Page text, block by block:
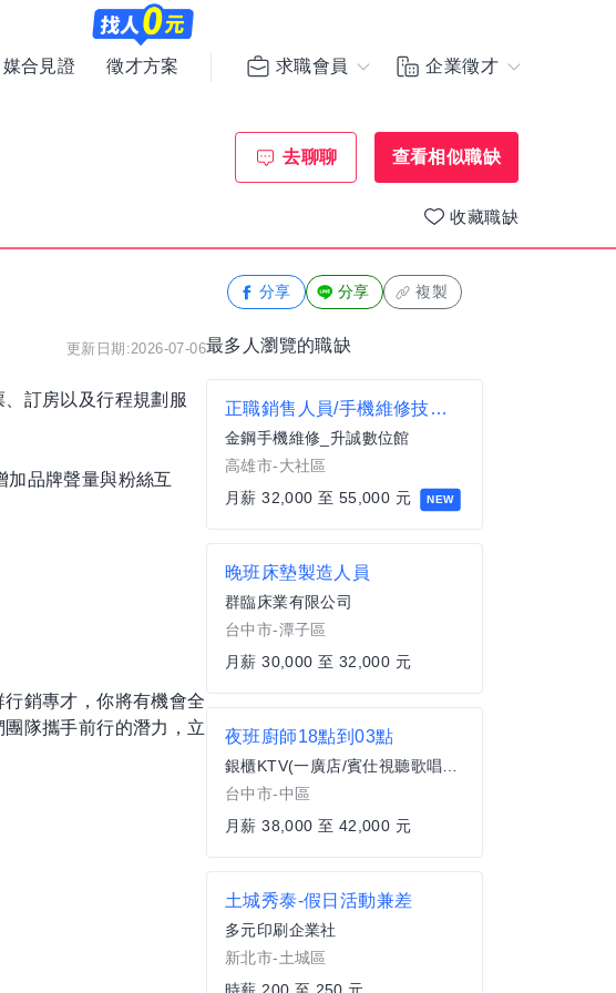
媒合見證 徵才方案 求職會員 企業徵才
去聊聊 查看相似職缺
收藏職缺
更新日期:2026-07-06
訂房以及行程規劃服
品牌聲量與粉絲互
銷專才，你將有機會全
隊攜手前行的潛力，立
分享 分享 複製
最多人瀏覽的職缺
NEW
正職銷售人員/手機維修技師/學徒人員
金鋼手機維修_升誠數位館
高雄市-大社區
月薪 32,000 至 55,000 元
晚班床墊製造人員
群臨床業有限公司
台中市-潭子區
月薪 30,000 至 32,000 元
夜班廚師18點到03點
銀櫃KTV(一廣店/賓仕視聽歌唱名店)
台中市-中區
月薪 38,000 至 42,000 元
土城秀泰-假日活動兼差
多元印刷企業社
新北市-土城區